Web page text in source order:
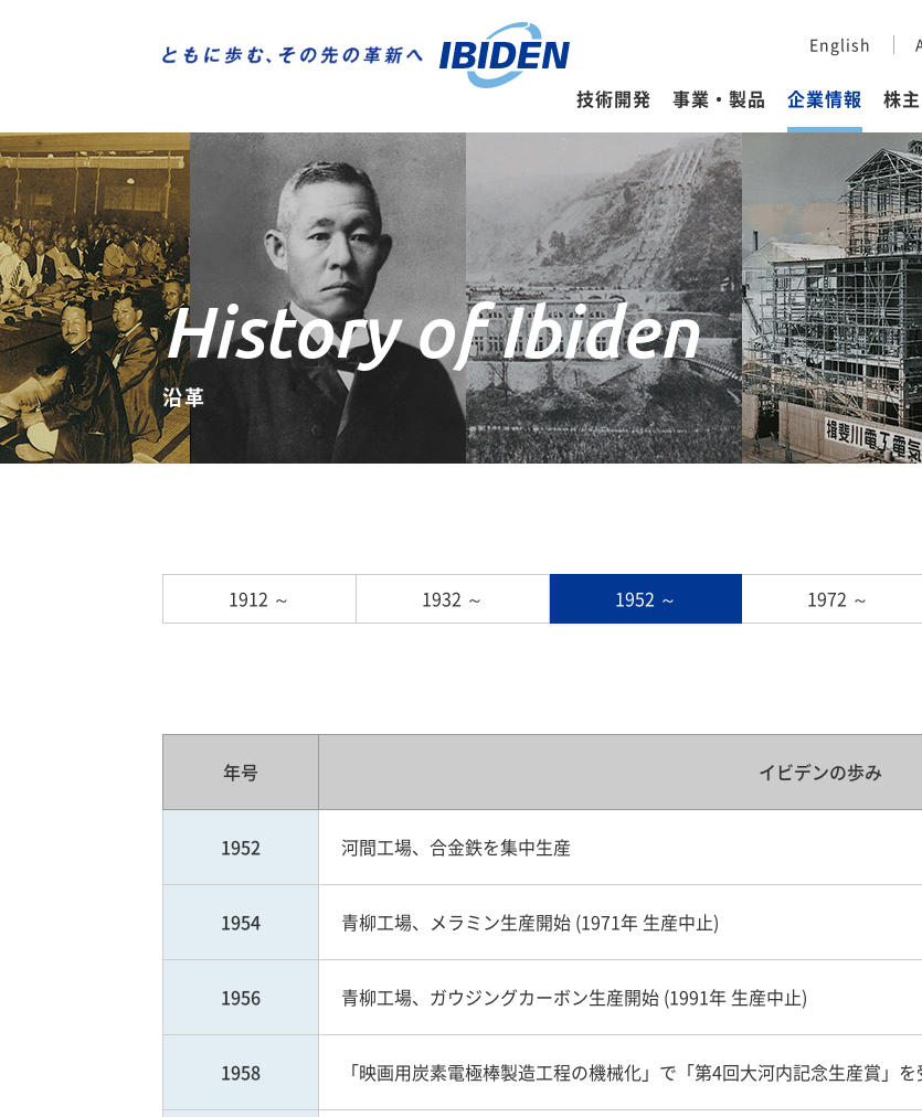
技術開発 事業・製品
セラミック事業 その他事業
企業情報
ご挨拶 会社概要 企業理念
イビデンレグルス スポーツ活動
株
トップメッセージ 財務ハイライト IRカレンダー
株式・格付情報 ディスクロージ
トップメッセージ ESG経営に対する考え方 環境（E）
ESGデータ集 ESG情報の編集方針
企業情報
English
History of Ibiden
沿革
1912 ～ 1932 ～ 1952 ～ 1972 ～
年号 イビデンの歩み
1952 河間工場、合金鉄を集中生産
1954 青柳工場、メラミン生産開始 (1971年 生産中止)
1956 青柳工場、ガウジングカーボン生産開始 (1991年 生産中止)
1958 「映画用炭素電極棒製造工程の機械化」で「第4回大河内記念生産賞」を